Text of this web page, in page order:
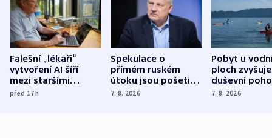
Falešní „lékaři“
vytvoření AI šíří
mezi staršími
Poláky nebezpečné
před 17h
Spekulace o
přímém ruském
útoku jsou pošetilé,
míní estonský
7. 8. 2026
Pobyt u
ploch zvyšuje
duševní
ukázala
7. 8. 2026